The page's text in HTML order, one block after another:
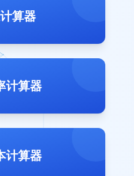
算器
计算器
计算器